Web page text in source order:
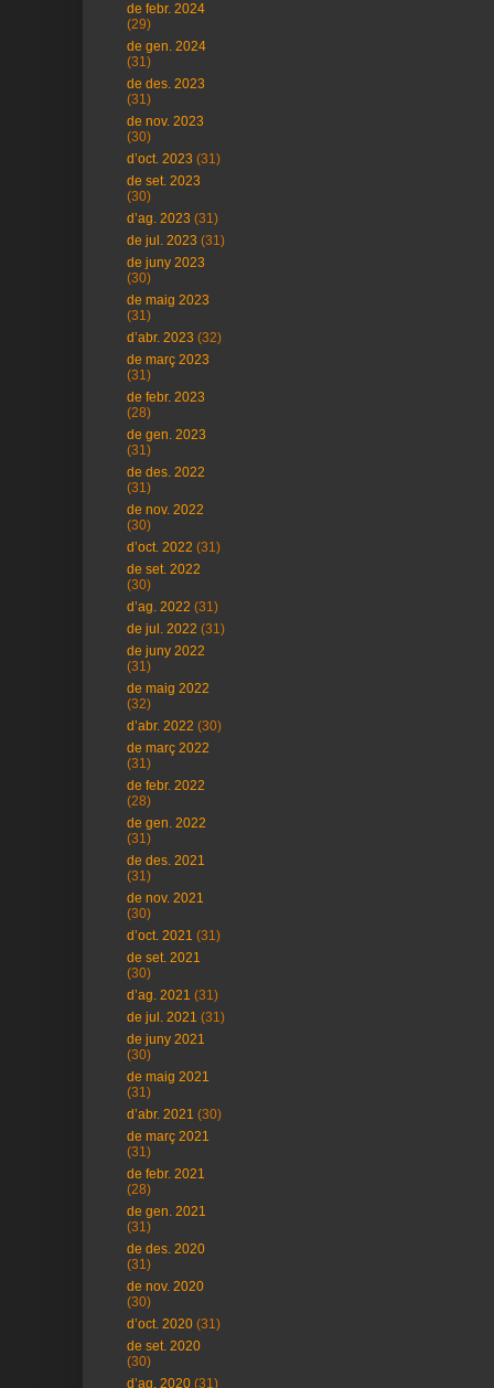
de febr. 2024
(29)
de gen. 2024
(31)
de des. 2023
(31)
de nov. 2023
(30)
d’oct. 2023 (31)
de set. 2023
(30)
d’ag. 2023 (31)
de jul. 2023 (31)
de juny 2023
(30)
de maig 2023
(31)
d’abr. 2023 (32)
de març 2023
(31)
de febr. 2023
(28)
de gen. 2023
(31)
de des. 2022
(31)
de nov. 2022
(30)
d’oct. 2022 (31)
de set. 2022
(30)
d’ag. 2022 (31)
de jul. 2022 (31)
de juny 2022
(31)
de maig 2022
(32)
d’abr. 2022 (30)
de març 2022
(31)
de febr. 2022
(28)
de gen. 2022
(31)
de des. 2021
(31)
de nov. 2021
(30)
d’oct. 2021 (31)
de set. 2021
(30)
d’ag. 2021 (31)
de jul. 2021 (31)
de juny 2021
(30)
de maig 2021
(31)
d’abr. 2021 (30)
de març 2021
(31)
de febr. 2021
(28)
de gen. 2021
(31)
de des. 2020
(31)
de nov. 2020
(30)
d’oct. 2020 (31)
de set. 2020
(30)
d’ag. 2020 (31)